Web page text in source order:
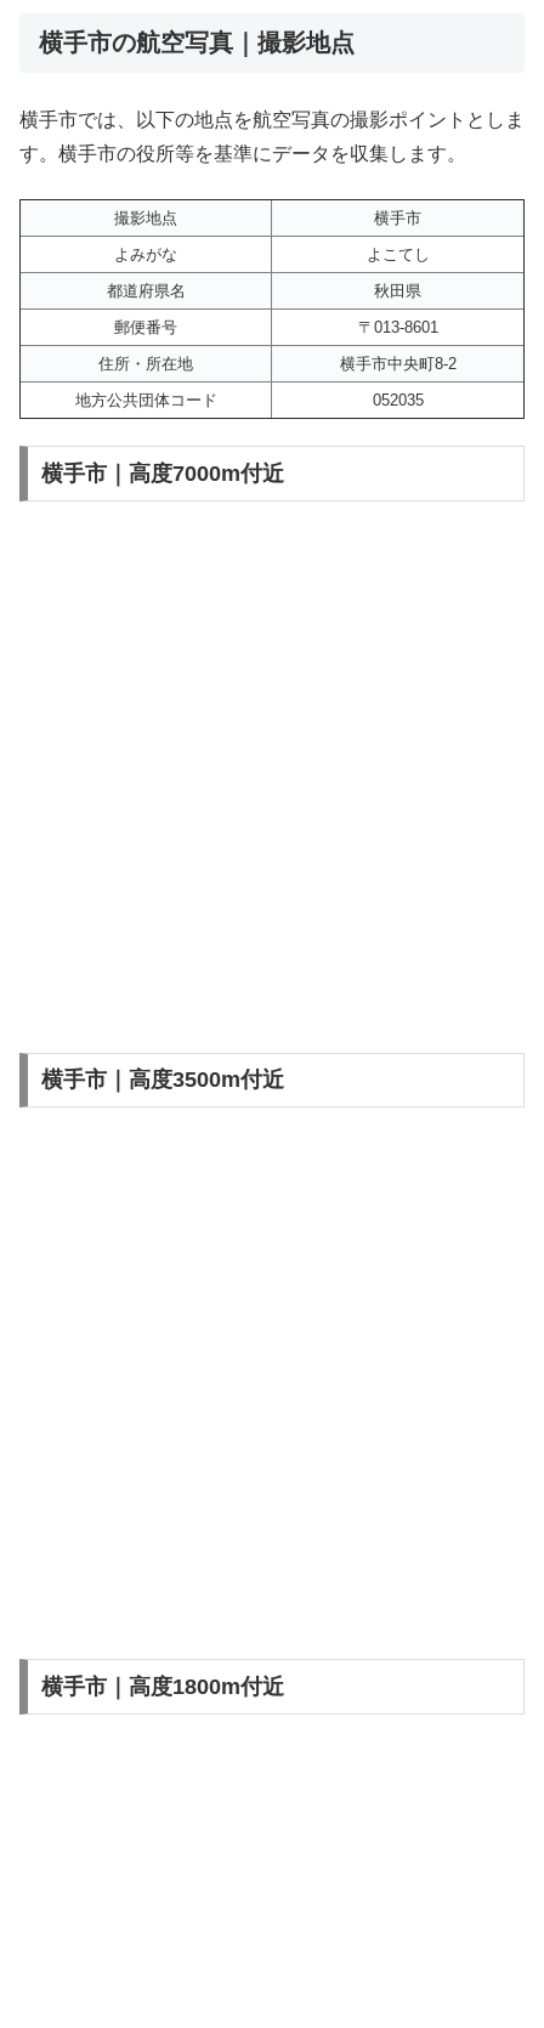
横手市の航空写真｜撮影地点
横手市では、以下の地点を航空写真の撮影ポイントとしま
す。横手市の役所等を基準にデータを収集します。
撮影地点
横手市
よみがな
よこてし
都道府県名
秋田県
郵便番号
〒013-8601
住所・所在地
横手市中央町8-2
地方公共団体コード
052035
横手市｜高度7000m付近
横手市｜高度3500m付近
横手市｜高度1800m付近